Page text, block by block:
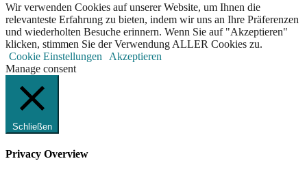
Wir verwenden Cookies auf unserer Website, um Ihnen die
relevanteste Erfahrung zu bieten, indem wir uns an Ihre Präferenzen
und wiederholten Besuche erinnern. Wenn Sie auf "Akzeptieren"
klicken, stimmen Sie der Verwendung ALLER Cookies zu.
Cookie Einstellungen
Akzeptieren
Manage consent
Schließen
Privacy Overview